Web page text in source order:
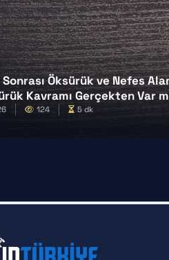
Öksürük ve Nefes
Kavramı Gerçekten Var
124
5 dk